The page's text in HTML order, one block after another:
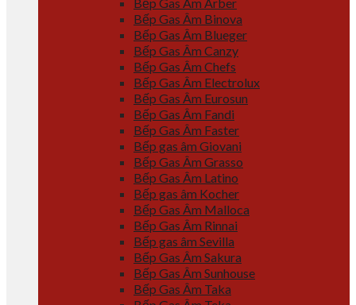
Bếp Gas Âm Binova
Bếp Gas Âm Blueger
Bếp Gas Âm Canzy
Bếp Gas Âm Chefs
Bếp Gas Âm Electrolux
Bếp Gas Âm Eurosun
Bếp Gas Âm Fandi
Bếp Gas Âm Faster
Bếp gas âm Giovani
Bếp Gas Âm Grasso
Bếp Gas Âm Latino
Bếp gas âm Kocher
Bếp Gas Âm Malloca
Bếp Gas Âm Rinnai
Bếp gas âm Sevilla
Bếp Gas Âm Sakura
Bếp Gas Âm Sunhouse
Bếp Gas Âm Taka